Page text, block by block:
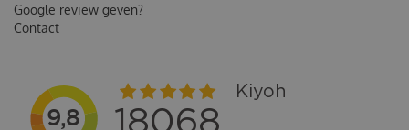
Google review geven?
Contact